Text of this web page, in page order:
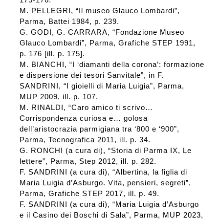
M. PELLEGRI, “Il museo Glauco Lombardi”,
Parma, Battei 1984, p. 239.
G. GODI, G. CARRARA, “Fondazione Museo
Glauco Lombardi”, Parma, Grafiche STEP 1991,
p. 176 [ill. p. 175].
M. BIANCHI, “I ‘diamanti della corona’: formazione
e dispersione dei tesori Sanvitale”, in F.
SANDRINI, “I gioielli di Maria Luigia”, Parma,
MUP 2009, ill. p. 107.
M. RINALDI, “Caro amico ti scrivo…
Corrispondenza curiosa e… golosa
dell’aristocrazia parmigiana tra ‘800 e ‘900”,
Parma, Tecnografica 2011, ill. p. 34.
G. RONCHI (a cura di), “Storia di Parma IX, Le
lettere”, Parma, Step 2012, ill. p. 282.
F. SANDRINI (a cura di), “Albertina, la figlia di
Maria Luigia d’Asburgo. Vita, pensieri, segreti”,
Parma, Grafiche STEP 2017, ill. p. 49.
F. SANDRINI (a cura di), “Maria Luigia d’Asburgo
e il Casino dei Boschi di Sala”, Parma, MUP 2023,